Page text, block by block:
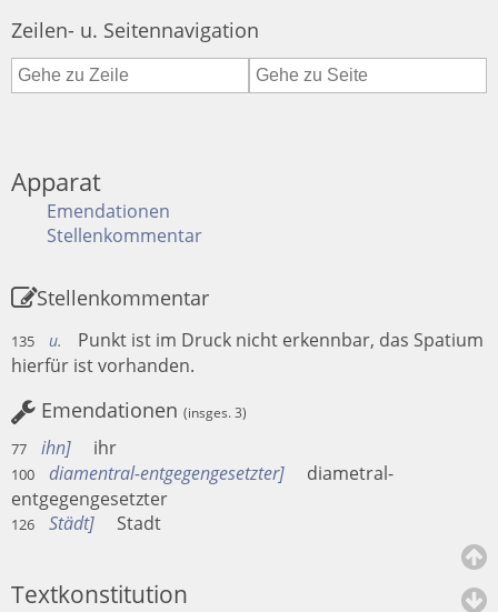
Zeilen- u. Seitennavigation
Apparat
Emendationen
Stellenkommentar
Stellenkommentar
135 u.
Punkt ist im Druck nicht erkennbar, das Spatium
hierfür ist vorhanden.
Emendationen (insges. 3)
77 ihn ihr
100 diamentral-entgegengesetzter
diametral-
entgegengesetzter
126 Städt Stadt
Textkonstitution